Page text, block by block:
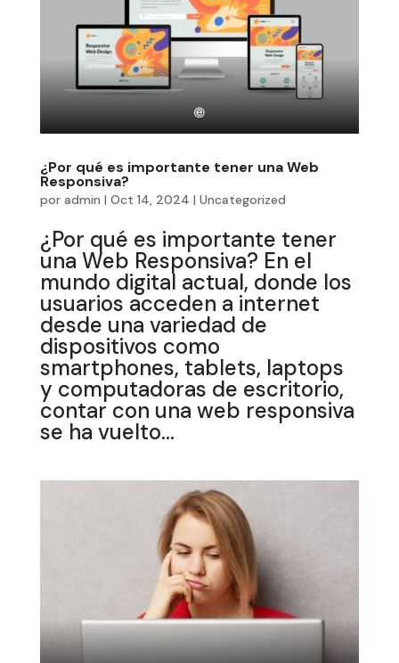
¿Por qué es importante tener una Web
Responsiva?
por admin | Oct 14, 2024 | Uncategorized
¿Por qué es importante tener
una Web Responsiva? En el
mundo digital actual, donde los
usuarios acceden a internet
desde una variedad de
dispositivos como
smartphones, tablets, laptops
y computadoras de escritorio,
contar con una web responsiva
se ha vuelto...